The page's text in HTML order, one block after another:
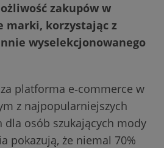
zakupów w
marki, korzystając z
wyselekcjonowanego
platforma e‑commerce w
z najpopularniejszych
dla osób szukających mody
pokazują, że niemal 70%